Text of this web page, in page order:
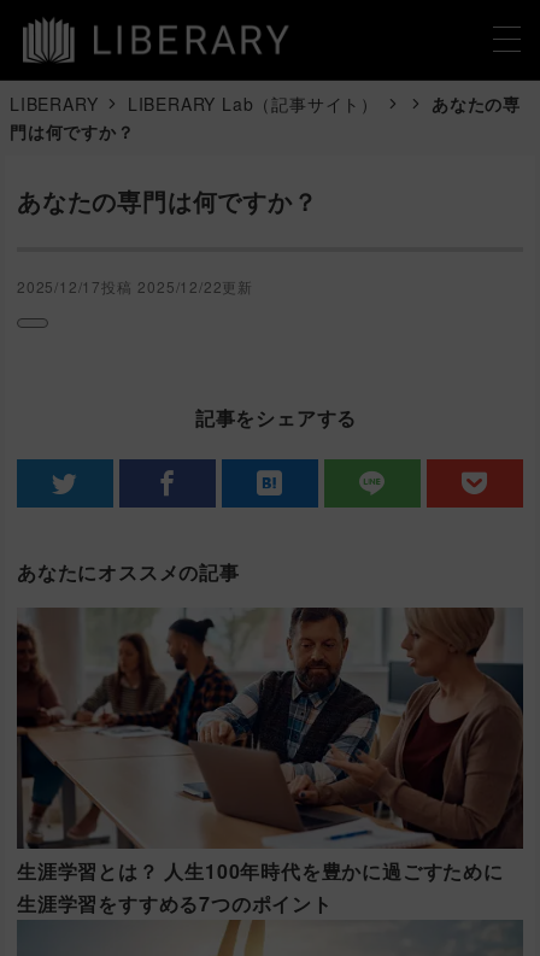
LIBERARY LIBERARY Lab（記事サイト）
あなたの専
門は何ですか？
あなたの専門は何ですか？
2025/12/17投稿 2025/12/22更新
記事をシェアする
あなたにオススメの記事
生涯学習とは？ 人生100年時代を豊かに過ごすために
生涯学習をすすめる7つのポイント